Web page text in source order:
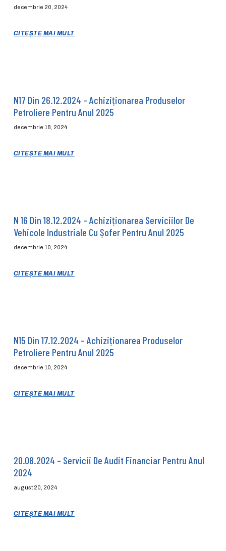
decembrie 20, 2024
CITEȘTE MAI MULT
N17 Din 26.12.2024 – Achiziționarea Produselor
Petroliere Pentru Anul 2025
decembrie 18, 2024
CITEȘTE MAI MULT
N 16 Din 18.12.2024 – Achiziționarea Serviciilor De
Vehicole Industriale Cu Șofer Pentru Anul 2025
decembrie 10, 2024
CITEȘTE MAI MULT
N15 Din 17.12.2024 – Achiziționarea Produselor
Petroliere Pentru Anul 2025
decembrie 10, 2024
CITEȘTE MAI MULT
20.08.2024 – Servicii De Audit Financiar Pentru Anul
2024
august 20, 2024
CITEȘTE MAI MULT